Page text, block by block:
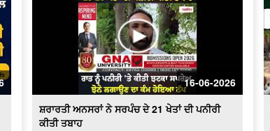
16-06-2026
ਸ਼ਰਾਰਤੀ ਅਨਸਰਾਂ ਨੇ ਸਰਪੰਚ ਦੇ 21 ਖੇਤਾਂ ਦੀ ਪਨੀਰੀ
ਕੀਤੀ ਤਬਾਹ